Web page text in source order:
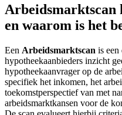
Arbeidsmarktscan
en waarom is het
Een Arbeidsmarktscan is
hypotheekaanbieders inzicht
hypotheekaanvrager op de
specifiek het inkomen, het
toekomstperspectief van met
arbeidsmarktkansen voor de